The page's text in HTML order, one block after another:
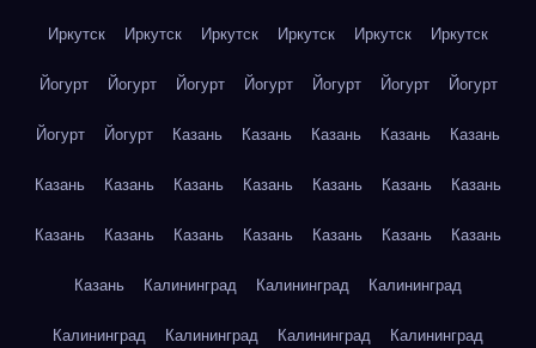
Иркутск Иркутск Иркутск Иркутск Иркутск Иркутск
Йогурт Йогурт Йогурт Йогурт Йогурт Йогурт Йогурт
Йогурт Йогурт Казань Казань Казань Казань Казань
Казань Казань Казань Казань Казань Казань Казань
Казань Казань Казань Казань Казань Казань Казань
Казань Калининград Калининград Калининград
Калининград Калининград Калининград Калининград